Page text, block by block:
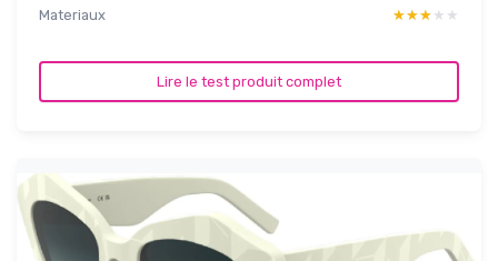
Materiaux
★★★★★
★★★★★
Lire le test produit complet